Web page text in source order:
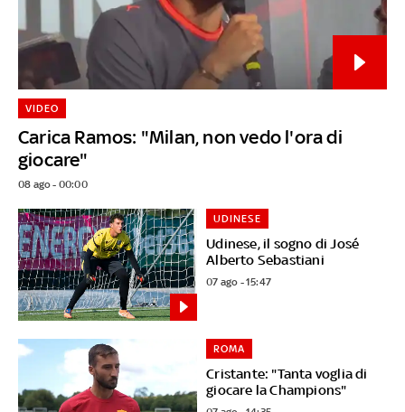
Carica Ramos: "Milan, non vedo l'ora di
giocare"
VIDEO
08 ago - 00:00
Udinese, il sogno di José
Alberto Sebastiani
UDINESE
07 ago - 15:47
Cristante: "Tanta voglia di
giocare la Champions"
ROMA